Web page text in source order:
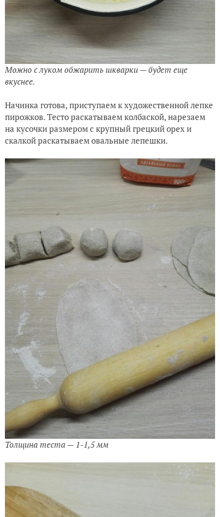
Можно с луком обжарить шкварки — будет еще
вкуснее.
Начинка готова, приступаем к художественной лепке
пирожков. Тесто раскатываем колбаской, нарезаем
на кусочки размером с крупный грецкий орех и
скалкой раскатываем овальные лепешки.
Толщина теста — 1-1,5 мм